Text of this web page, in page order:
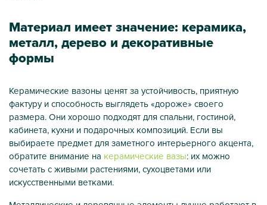
Материал имеет значение: керамика,
металл, дерево и декоративные
формы
Керамические вазоны ценят за устойчивость, приятную
фактуру и способность выглядеть «дороже» своего
размера. Они хорошо подходят для спальни, гостиной,
кабинета, кухни и подарочных композиций. Если вы
выбираете предмет для заметного интерьерного акцента,
обратите внимание на керамические вазы: их можно
сочетать с живыми растениями, сухоцветами или
искусственными ветками.